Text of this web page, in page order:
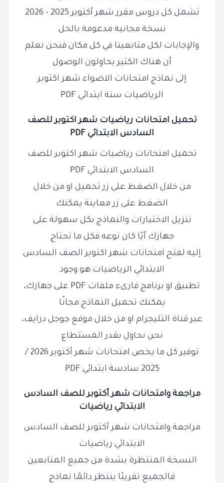
تشمل كل دروس مقرر شهر أكتوبر 2025 - 2026
نسخة مجانية مدعومة بالحل
والإجابات لكل متابعينا في كل مكان فنحن نعلم
أن هناك الكثير يحاولون الوصول
إلى نماذج امتحانات الاضواء شهر اكتوبر
الرياضيات ستة ابتدائي PDF
تحميل امتحانات رياضيات شهر اكتوبر للصف
السادس الابتدائي PDF
تحميل امتحانات رياضيات شهر اكتوبر للصف
السادس الابتدائي PDF
من خلال الضغط على زر تحميل او من خلال
الضغط على زر معاينة يمكنك
تنزيل الاختبارات والنماذج بكل سهولة على
جهازك أيًا كان نوعه فكل ما تحتاج
إليه لفتح امتحانات شهر اكتوبر الصف السادس
الابتدائي الرياضيات هو وجود
تطبيق او برنامج قارىء ملفات PDF على جهازك،
يمكنك تحميل النماذج مجانًا
عبر قناة التليجرام او من خلال موقع جوجل درايف،
نحن نحاول بقدر المستطاع
توفير كل ما يخص امتحانات شهر أكتوبر 2026 /
2025 سادسة ابتدائي PDF
مراجعة وامتحانات شهر أكتوبر للصف السادس
الابتدائي رياضيات
مراجعة وامتحانات شهر أكتوبر للصف السادس
الابتدائي رياضيات
النسخة المنتظرة بشدة من جميع المتابعين
فالجميع تقريبًا ينتظر دائمًا نماذج